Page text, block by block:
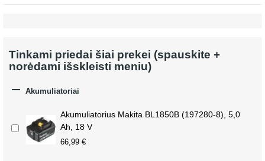
Tinkami priedai šiai prekei (spauskite +
norėdami išskleisti meniu)
 Akumuliatoriai
Akumuliatorius Makita BL1850B (197280-8), 5,0
Ah, 18 V
66,99 €